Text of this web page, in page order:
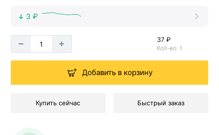
3 ₽
37 ₽
Кол-во: 1
Добавить в корзину
Купить сейчас Быстрый заказ